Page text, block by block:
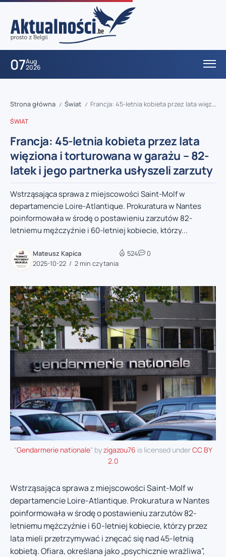
07Aug
2026
Strona główna / Świat / Francja: 45-letnia kobieta przez lata więziona i torturowana w garażu – 82-latek i jego partnerka usłyszeli zarzuty
ŚWIAT
Francja: 45-letnia kobieta przez lata
więziona i torturowana w garażu – 82-
latek i jego partnerka usłyszeli zarzuty
Wstrząsająca sprawa z miejscowości Saint-Molf w
departamencie Loire-Atlantique. Prokuratura w Nantes
poinformowała w środę o postawieniu zarzutów 82-
letniemu mężczyźnie i 60-letniej kobiecie, którzy...
Mateusz Kapica
2025-10-22
2 min czytania
524 0
"Gendarmerie nationale" byzigazou76 is licensed underCC BY
2.0
Wstrząsająca sprawa z miejscowości Saint-Molf w
departamencie Loire-Atlantique. Prokuratura w Nantes
poinformowała w środę o postawieniu zarzutów 82-
letniemu mężczyźnie i 60-letniej kobiecie, którzy przez
lata mieli przetrzymywać i znęcać się nad 45-letnią
kobietą. Ofiara, określana jako „psychicznie wrażliwa”,